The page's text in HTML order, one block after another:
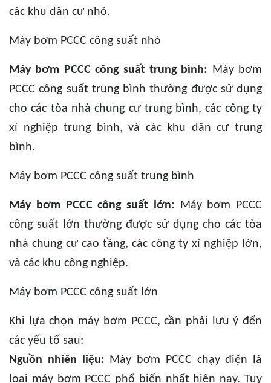
các khu dân cư nhỏ.
Máy bơm PCCC công suất nhỏ
Máy bơm PCCC công suất trung bình: Máy bơm
PCCC công suất trung bình thường được sử dụng
cho các tòa nhà chung cư trung bình, các công ty
xí nghiệp trung bình, và các khu dân cư trung
bình.
Máy bơm PCCC công suất trung bình
Máy bơm PCCC công suất lớn: Máy bơm PCCC
công suất lớn thường được sử dụng cho các tòa
nhà chung cư cao tầng, các công ty xí nghiệp lớn,
và các khu công nghiệp.
Máy bơm PCCC công suất lớn
Khi lựa chọn máy bơm PCCC, cần phải lưu ý đến
các yếu tố sau:
Nguồn nhiên liệu: Máy bơm PCCC chạy điện là
loại máy bơm PCCC phổ biến nhất hiện nay. Tuy